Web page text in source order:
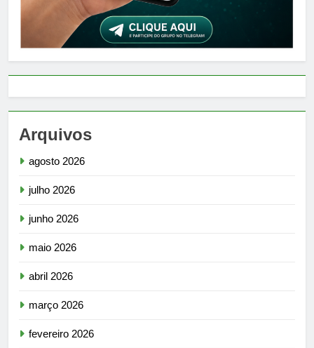
Arquivos
agosto 2026
julho 2026
junho 2026
maio 2026
abril 2026
março 2026
fevereiro 2026